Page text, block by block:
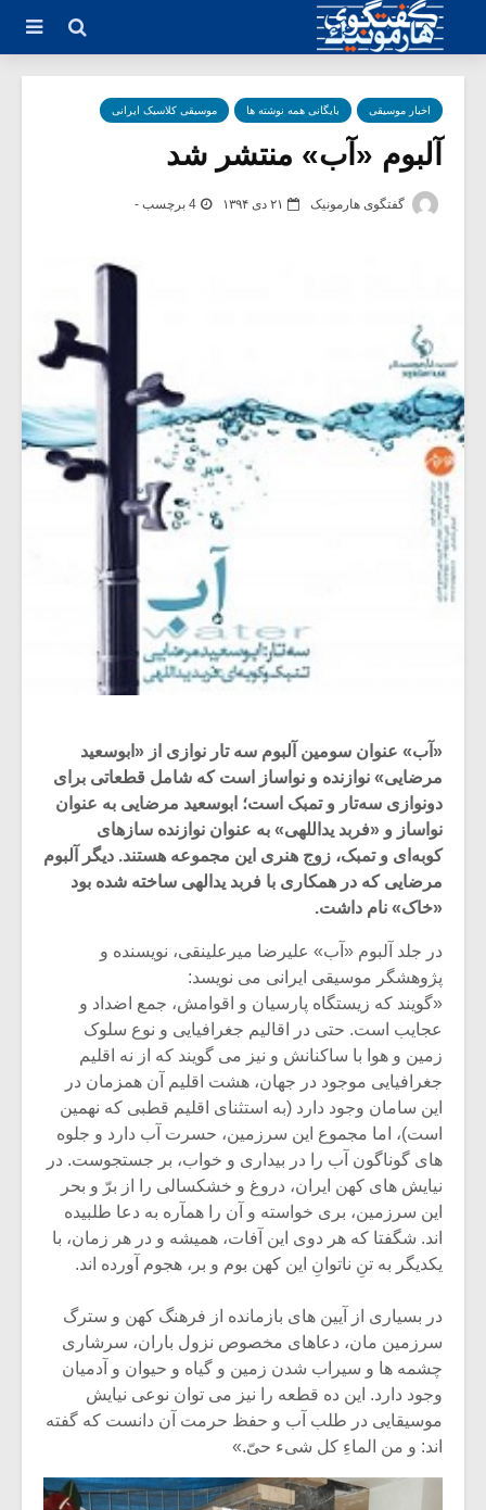
اخبار موسیقی بایگانی همه نوشته ها موسیقی کلاسیک ایرانی
آلبوم «آب» منتشر شد
گفتگوی هارمونیک ۲۱ دی ۱۳۹۴ 4 برچسب -
«آب» عنوان سومین آلبوم سه تار نوازی از «ابوسعید
مرضایی» نوازنده و نواساز است که شامل قطعاتی برای
دونوازی سه‌تار و تمبک است؛ ابوسعید مرضایی به عنوان
نواساز و «فربد یداللهی» به عنوان نوازنده سازهای
کوبه‌ای و تمبک، زوج هنری این مجموعه هستند. دیگر آلبوم
مرضایی که در همکاری با فربد یدالهی ساخته شده بود
«خاک» نام داشت.
در جلد آلبوم «آب» علیرضا میرعلینقی، نویسنده و
پژوهشگر موسیقی ایرانی می نویسد:
«گویند که زیستگاه پارسیان و اقوامش، جمع اضداد و
عجایب است. حتی در اقالیم جغرافیایی و نوع سلوک
زمین و هوا با ساکنانش و نیز می گویند که از نه اقلیم
جغرافیایی موجود در جهان، هشت اقلیم آن همزمان در
این سامان وجود دارد (به استثنای اقلیم قطبی که نهمین
است)، اما مجموع این سرزمین، حسرت آب دارد و جلوه
های گوناگون آب را در بیداری و خواب، بر جستجوست. در
نیایش های کهن ایران، دروغ و خشکسالی را از برّ و بحر
این سرزمین، بری خواسته و آن را همآره به دعا طلبیده
اند. شگفتا که هر دوی این آفات، همیشه و در هر زمان، با
یکدیگر به تنِ ناتوانِ این کهن بوم و بر، هجوم آورده اند.
در بسیاری از آیین های بازمانده از فرهنگ کهن و سترگ
سرزمین مان، دعاهای مخصوص نزول باران، سرشاری
چشمه ها و سیراب شدن زمین و گیاه و حیوان و آدمیان
وجود دارد. این ده قطعه را نیز می توان نوعی نیایش
موسیقایی در طلب آب و حفظ حرمت آن دانست که گفته
اند: و من الماءِ کل شیء حیّ.»
میکلوش روژا
یادداشتی بر موسیقی
متن فیلم «متری
دوره
برگزار